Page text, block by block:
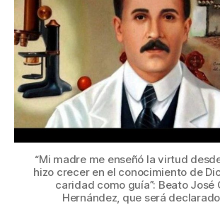
“Mi madre me enseñó la virtud
hizo crecer en el conocimiento de
caridad como guía”: Beato José
Hernández, que será